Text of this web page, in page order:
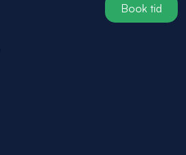
Book tid